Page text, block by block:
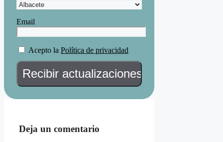
Email
Acepto la Política de privacidad
Deja un comentario